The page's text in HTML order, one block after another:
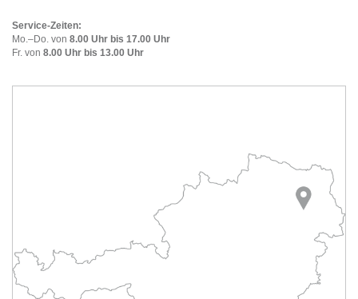
Service-Zeiten:
Mo.–Do. von 8.00 Uhr bis 17.00 Uhr
Fr. von 8.00 Uhr bis 13.00 Uhr